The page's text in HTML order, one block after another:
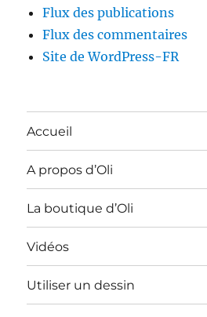
Flux des publications
Flux des commentaires
Site de WordPress-FR
Accueil
A propos d’Oli
La boutique d’Oli
Vidéos
Utiliser un dessin